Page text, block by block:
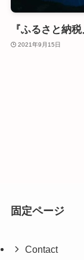
『ふるさと納
2021年9月15日
固定ページ
Contact